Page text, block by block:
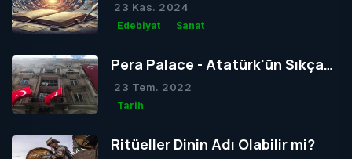
23 Kas. 2024
Edebiyat Sanat
Pera Palace - Atatürk'ün Sıkça
Konakladığı Otel
23 Tem. 2022
Tarih
Ritüeller Dinin Adı Olabilir mi?